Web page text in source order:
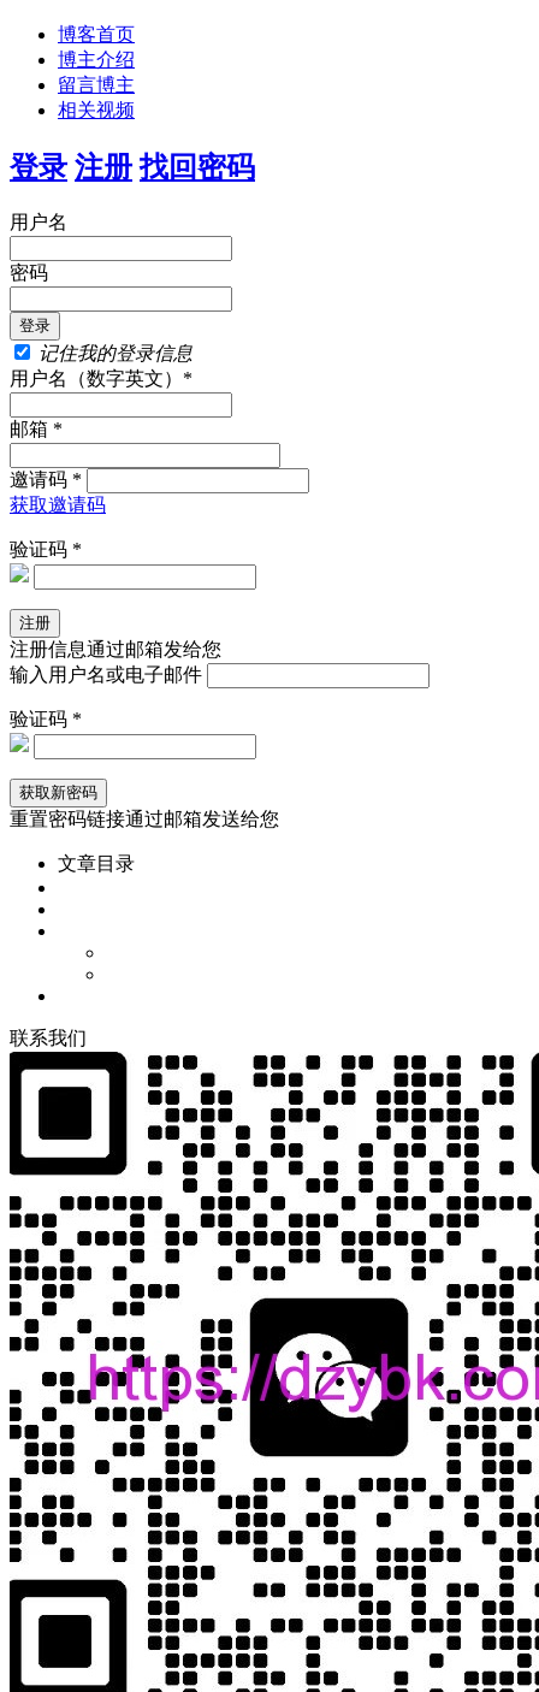
博客首页
博主介绍
留言博主
相关视频
登录 注册 找回密码
用户名
密码
记住我的登录信息
用户名（数字英文）*
邮箱 *
邀请码 *
获取邀请码
验证码 *
注册信息通过邮箱发给您
输入用户名或电子邮件
验证码 *
重置密码链接通过邮箱发送给您
文章目录
联系我们